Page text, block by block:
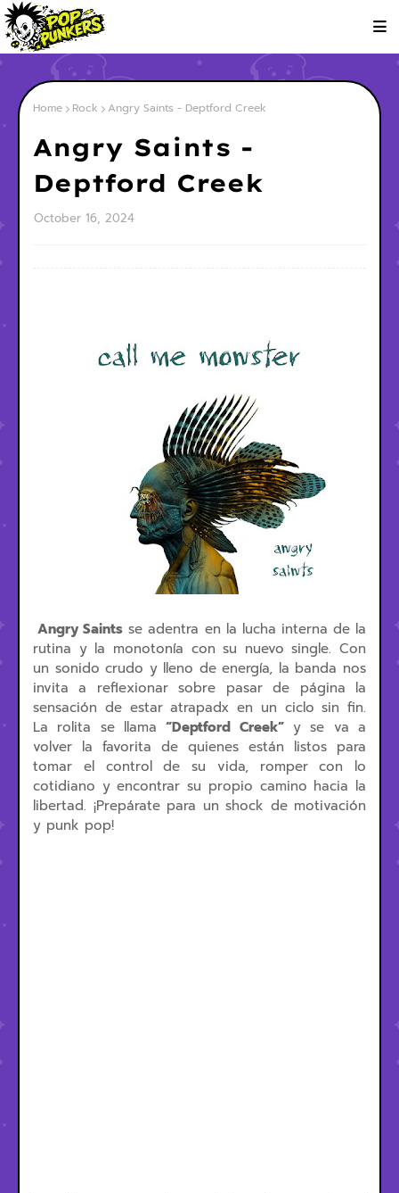
Home Rock Angry Saints - Deptford Creek
Angry Saints -
Deptford Creek
October 16, 2024
Angry Saints se adentra en la lucha interna de la
rutina y la monotonía con su nuevo single. Con
un sonido crudo y lleno de energía, la banda nos
invita a reflexionar sobre pasar de página la
sensación de estar atrapadx en un ciclo sin fin.
La rolita se llama“Deptford Creek”y se va a
volver la favorita de quienes están listos para
tomar el control de su vida, romper con lo
cotidiano y encontrar su propio camino hacia la
libertad. ¡Prepárate para un shock de motivación
y punk pop!